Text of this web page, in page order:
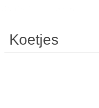
Koetjes